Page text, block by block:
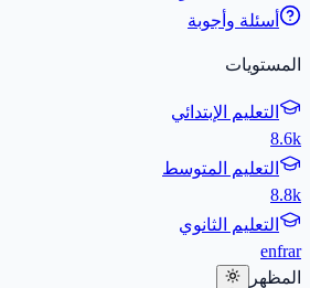
أسئلة وأجوبة
المستويات
التعليم الإبتدائي
8.6k
التعليم المتوسط
8.8k
التعليم الثانوي
enfrar
المظهر